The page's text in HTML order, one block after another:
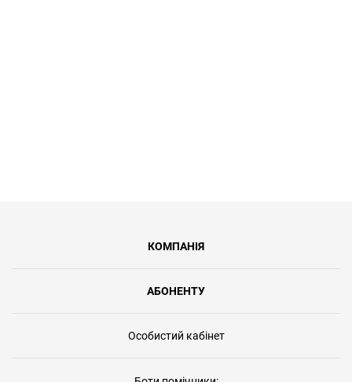
КОМПАНІЯ
АБОНЕНТУ
Особистий кабінет